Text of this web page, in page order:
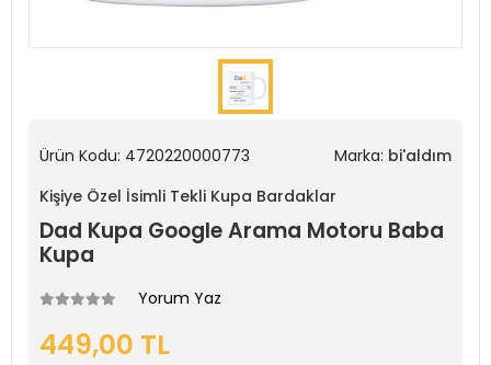
Ürün Kodu: 4720220000773 Marka: bi'aldım
Kişiye Özel İsimli Tekli Kupa Bardaklar
Dad Kupa Google Arama Motoru Baba
Kupa
Yorum Yaz
449,00 TL